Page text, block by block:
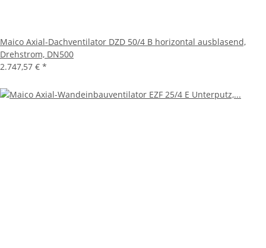
Maico Axial-Dachventilator DZD 50/4 B horizontal ausblasend,
Drehstrom, DN500
2.747,57 € *